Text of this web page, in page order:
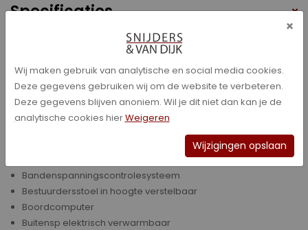
Specificaties
Achterbank neerklapbaar (gelijke delen)
Achterbank neerklapbaar (ongelijke delen)
Afstandsbediening Centrale Deurvergrendeling
Airbag(s)
Bandenspanningscontrolesysteem
Bestuurdersstoel in hoogte verstelbaar
Boordcomputer
Buitensp elektrisch verwarmbaar
×
Wij maken gebruik van analytische en social media cookies.
Deze gegevens gebruiken wij om de website te verbeteren.
Deze gegevens blijven anoniem. Wil je dit niet dan kan je de
analytische cookies hierWeigeren
Wijzigingen opslaan